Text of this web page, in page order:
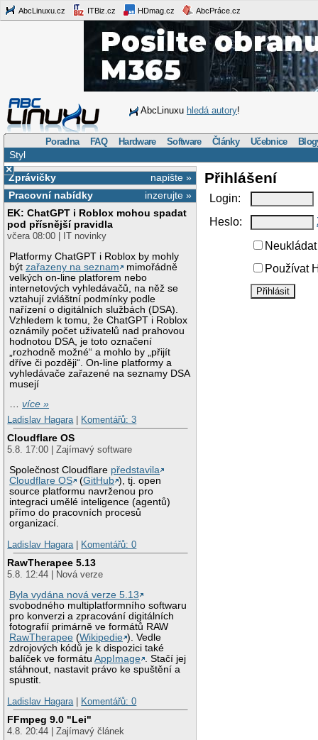
AbcLinuxu.cz ITBiz.cz HDmag.cz AbcPráce.cz
AbcLinuxu hledá autory!
Poradna FAQ Hardware Software Články Učebnice
Styl
×
napište »
Zprávičky
inzerujte »
Pracovní nabídky
EK: ChatGPT i Roblox mohou spadat
pod přísnější pravidla
včera 08:00 | IT novinky
Platformy ChatGPT i Roblox by mohly
býtzařazeny na seznam
mimořádně
velkých on-line platforem nebo
internetových vyhledávačů, na něž se
vztahují zvláštní podmínky podle
nařízení o digitálních službách (DSA).
Vzhledem k tomu, že ChatGPT i Roblox
oznámily počet uživatelů nad prahovou
hodnotou DSA, je toto označení
„rozhodně možné“ a mohlo by „přijít
dříve či později“. On-line platformy a
vyhledávače zařazené na seznamy DSA
musejí
…více »
Ladislav Hagara
Komentářů: 3
Cloudflare OS
5.8. 17:00 | Zajímavý software
Společnost Cloudflare představila
Cloudflare OS
(GitHub ), tj. open
source platformu navrženou pro
integraci umělé inteligence (agentů)
přímo do pracovních procesů
organizací.
Ladislav Hagara
Komentářů: 0
RawTherapee 5.13
5.8. 12:44 | Nová verze
Byla vydána nová verze 5.13
svobodného multiplatformního softwaru
pro konverzi a zpracování digitálních
fotografií primárně ve formátů RAW
RawTherapee (Wikipedie ). Vedle
zdrojových kódů je k dispozici také
balíček ve formátuAppImage . Stačí jej
stáhnout, nastavit právo ke spuštění a
spustit.
Ladislav Hagara
Komentářů: 0
FFmpeg 9.0 "Lei"
4.8. 20:44 | Zajímavý článek
Přihlášení
Login:
Heslo:
Používat